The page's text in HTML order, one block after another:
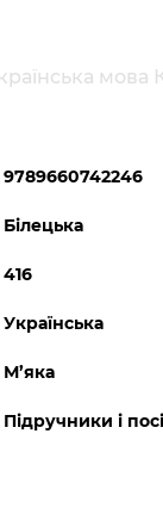
9789660742246
Білецька
416
Українська
М’яка
Підручники і